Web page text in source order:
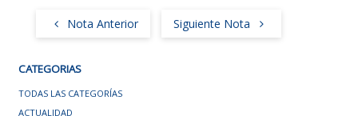
Nota Anterior Siguiente Nota
CATEGORIAS
TODAS LAS CATEGORÍAS
ACTUALIDAD